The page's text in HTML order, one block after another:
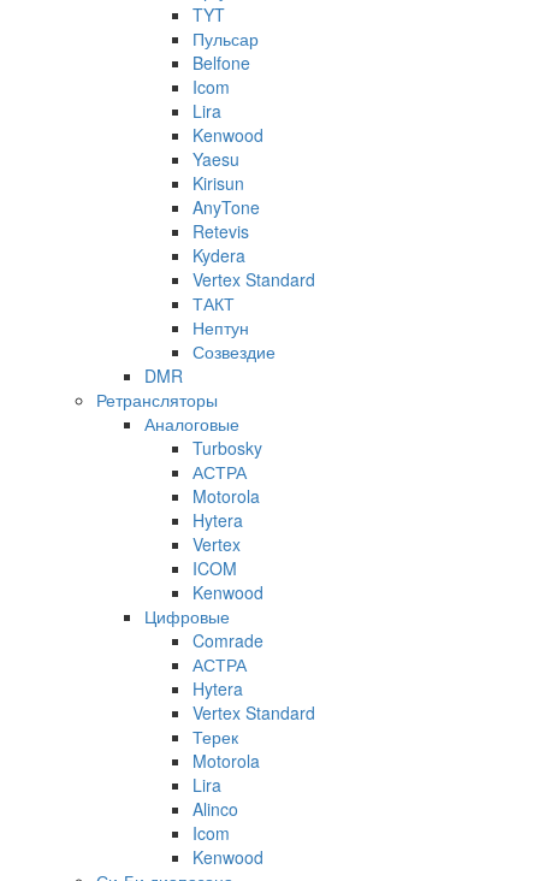
TYT
Пульсар
Belfone
Icom
Lira
Kenwood
Yaesu
Kirisun
AnyTone
Retevis
Kydera
Vertex Standard
ТАКТ
Нептун
Созвездие
DMR
Ретрансляторы
Аналоговые
Turbosky
АСТРА
Motorola
Hytera
Vertex
ICOM
Kenwood
Цифровые
Comrade
АСТРА
Hytera
Vertex Standard
Терек
Motorola
Lira
Alinco
Icom
Kenwood